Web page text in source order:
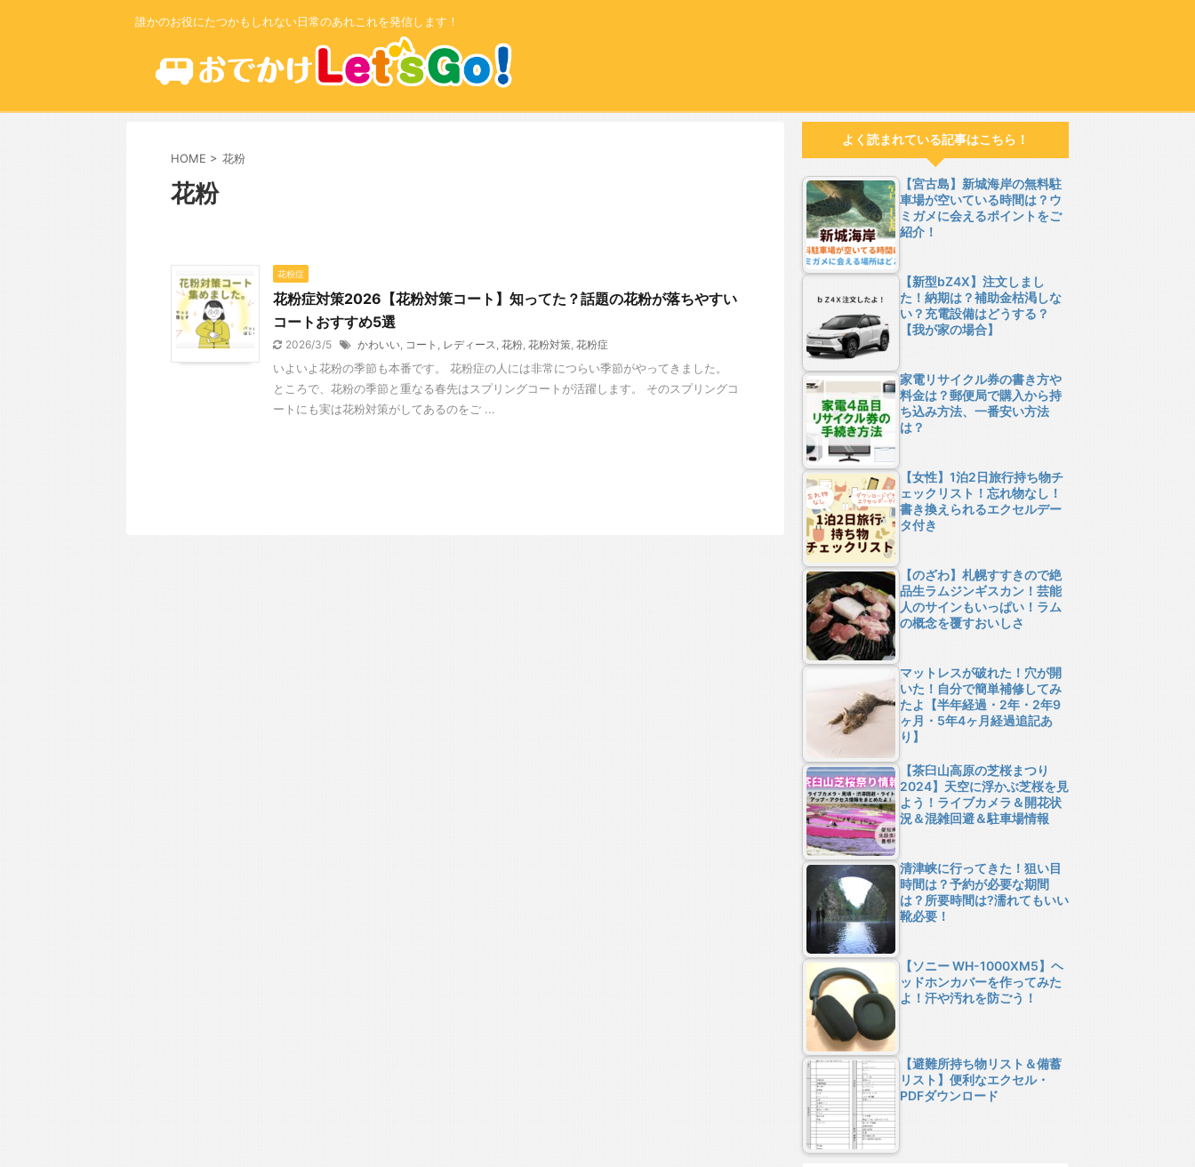
誰かのお役にたつかもしれない日常のあれこれを発信します！
HOME > 花粉
花粉
花粉症
花粉症対策2026【花粉対策コート】知ってた？話題の花粉が落ちやすい
コートおすすめ5選
2026/3/5 かわいい, コート , レディース, 花粉, 花粉対策, 花粉症
いよいよ花粉の季節も本番です。 花粉症の人には非常につらい季節がやってきました。
ところで、花粉の季節と重なる春先はスプリングコートが活躍します。 そのスプリングコ
ートにも実は花粉対策がしてあるのをご ...
よく読まれている記事はこちら！
【宮古島】新城海岸の無料駐
車場が空いている時間は？ウ
ミガメに会えるポイントをご
紹介！
【新型bZ4X】注文しまし
た！納期は？補助金枯渇しな
い？充電設備はどうする？
【我が家の場合】
家電リサイクル券の書き方や
料金は？郵便局で購入から持
ち込み方法、一番安い方法
は？
【女性】1泊2日旅行持ち物チ
ェックリスト！忘れ物なし！
書き換えられるエクセルデー
タ付き
【のざわ】札幌すすきので絶
品生ラムジンギスカン！芸能
人のサインもいっぱい！ラム
の概念を覆すおいしさ
マットレスが破れた！穴が開
いた！自分で簡単補修してみ
たよ【半年経過・2年・2年9
ヶ月・5年4ヶ月経過追記あ
り】
【茶臼山高原の芝桜まつり
2024】天空に浮かぶ芝桜を見
よう！ライブカメラ＆開花状
況＆混雑回避＆駐車場情報
清津峡に行ってきた！狙い目
時間は？予約が必要な期間
は？所要時間は?濡れてもいい
靴必要！
【ソニー WH-1000XM5】ヘ
ッドホンカバーを作ってみた
よ！汗や汚れを防ごう！
【避難所持ち物リスト＆備蓄
リスト】便利なエクセル・
PDFダウンロード